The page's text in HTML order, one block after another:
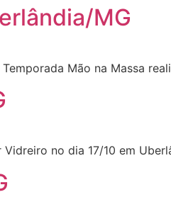
MG
Mão na Massa
no dia 17/10 em